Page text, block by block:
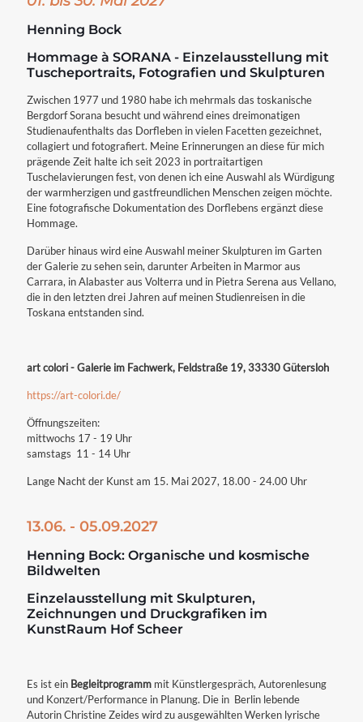
Henning Bock
Hommage à SORANA - Einzelausstellung mit
Tuscheportraits, Fotografien und Skulpturen
Zwischen 1977 und 1980 habe ich mehrmals das toskanische
Bergdorf Sorana besucht und während eines dreimonatigen
Studienaufenthalts das Dorfleben in vielen Facetten gezeichnet,
collagiert und fotografiert. Meine Erinnerungen an diese für mich
prägende Zeit halte ich seit 2023 in portraitartigen
Tuschelavierungen fest, von denen ich eine Auswahl als Würdigung
der warmherzigen und gastfreundlichen Menschen zeigen möchte.
Eine fotografische Dokumentation des Dorflebens ergänzt diese
Hommage.
Darüber hinaus wird eine Auswahl meiner Skulpturen im Garten
der Galerie zu sehen sein, darunter Arbeiten in Marmor aus
Carrara, in Alabaster aus Volterra und in Pietra Serena aus Vellano,
die in den letzten drei Jahren auf meinen Studienreisen in die
Toskana entstanden sind.
art colori - Galerie im Fachwerk, Feldstraße 19, 33330 Gütersloh
https://art-colori.de/
Öffnungszeiten:
mittwochs 17 - 19 Uhr
samstags 11 - 14 Uhr
Lange Nacht der Kunst am 15. Mai 2027, 18.00 - 24.00 Uhr
13.06. - 05.09.2027
Henning Bock: Organische und kosmische
Bildwelten
Einzelausstellung mit Skulpturen,
Zeichnungen und Druckgrafiken im
KunstRaum Hof Scheer
Es ist ein Begleitprogramm mit Künstlergespräch, Autorenlesung
und Konzert/Performance in Planung. Die in Berlin lebende
Autorin Christine Zeides wird zu ausgewählten Werken lyrische